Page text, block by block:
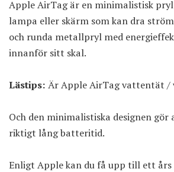
Apple AirTag är en minimalistisk
lampa eller skärm som kan dra
och runda metallpryl med
innanför sitt skal.
Lästips: Är Apple AirTag vattentät /
Och den minimalistiska designen
riktigt lång batteritid.
Enligt Apple kan du få upp till ett